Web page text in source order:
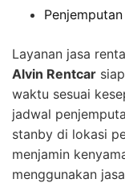
Layanan jasa
Alvin Rentcar
waktu sesuai
jadwal
stanby di lokasi
menjamin
menggunakan